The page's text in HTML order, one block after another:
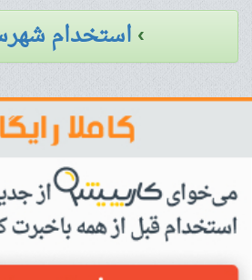
›استخدام